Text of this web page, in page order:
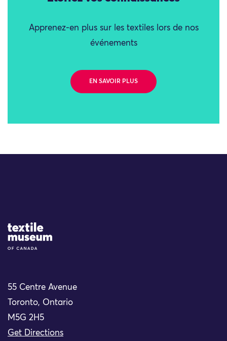
Apprenez-en plus sur les textiles lors de nos
événements
EN SAVOIR PLUS
Site Logo
55 Centre Avenue
Toronto, Ontario
M5G 2H5
Get Directions